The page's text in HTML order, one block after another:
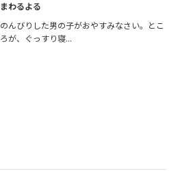
まわるよる
のんびりした男の子がおやすみなさい。とこ
ろが、ぐっすり寝...